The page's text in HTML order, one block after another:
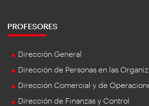
PROFESORES
Dirección General
Dirección de Personas en las
Dirección Comercial y de
Dirección de Finanzas y Control